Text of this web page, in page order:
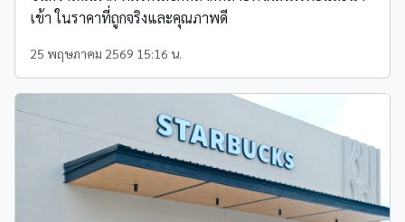
เข้า ในราคาที่ถูกจริงและคุณภาพดี
25 พฤษภาคม 2569 15:16 น.